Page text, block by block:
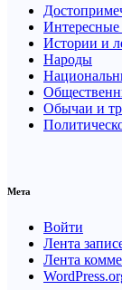
Истории и
Народы
Обычаи и
Мета
Войти
Лента
Лента